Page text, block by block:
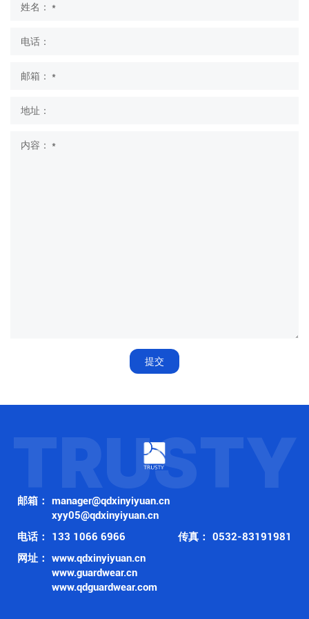
提交
TRUSTY
邮箱：
manager@qdxinyiyuan.cn
xyy05@qdxinyiyuan.cn
电话：
133 1066 6966 传真：
0532-83191981
网址：
www.qdxinyiyuan.cn
www.guardwear.cn
www.qdguardwear.com